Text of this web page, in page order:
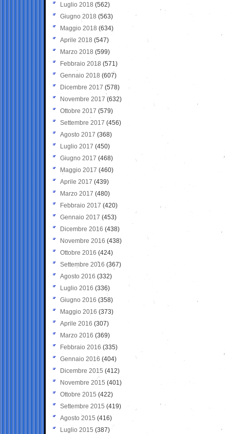
Luglio 2018 (562)
Giugno 2018 (563)
Maggio 2018 (634)
Aprile 2018 (547)
Marzo 2018 (599)
Febbraio 2018 (571)
Gennaio 2018 (607)
Dicembre 2017 (578)
Novembre 2017 (632)
Ottobre 2017 (579)
Settembre 2017 (456)
Agosto 2017 (368)
Luglio 2017 (450)
Giugno 2017 (468)
Maggio 2017 (460)
Aprile 2017 (439)
Marzo 2017 (480)
Febbraio 2017 (420)
Gennaio 2017 (453)
Dicembre 2016 (438)
Novembre 2016 (438)
Ottobre 2016 (424)
Settembre 2016 (367)
Agosto 2016 (332)
Luglio 2016 (336)
Giugno 2016 (358)
Maggio 2016 (373)
Aprile 2016 (307)
Marzo 2016 (369)
Febbraio 2016 (335)
Gennaio 2016 (404)
Dicembre 2015 (412)
Novembre 2015 (401)
Ottobre 2015 (422)
Settembre 2015 (419)
Agosto 2015 (416)
Luglio 2015 (387)